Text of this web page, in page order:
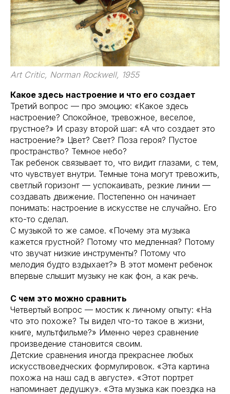
Art Critic, Norman Rockwell, 1955
Какое здесь настроение и что его создает
Третий вопрос — про эмоцию: «Какое здесь
настроение? Спокойное, тревожное, веселое,
грустное?» И сразу второй шаг: «А что создает это
настроение?» Цвет? Свет? Поза героя? Пустое
пространство? Темное небо?
Так ребенок связывает то, что видит глазами, с тем,
что чувствует внутри. Темные тона могут тревожить,
светлый горизонт — успокаивать, резкие линии —
создавать движение. Постепенно он начинает
понимать: настроение в искусстве не случайно. Его
кто-то сделал.
С музыкой то же самое. «Почему эта музыка
кажется грустной? Потому что медленная? Потому
что звучат низкие инструменты? Потому что
мелодия будто вздыхает?» В этот момент ребенок
впервые слышит музыку не как фон, а как речь.
С чем это можно сравнить
Четвертый вопрос — мостик к личному опыту: «На
что это похоже? Ты видел что-то такое в жизни,
книге, мультфильме?» Именно через сравнение
произведение становится своим.
Детские сравнения иногда прекраснее любых
искусствоведческих формулировок. «Эта картина
похожа на наш сад в августе». «Этот портрет
напоминает дедушку». «Эта музыка как поездка на